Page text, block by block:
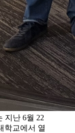
지난 6월 22
학교에서 열